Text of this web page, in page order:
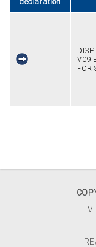
V09
FOR